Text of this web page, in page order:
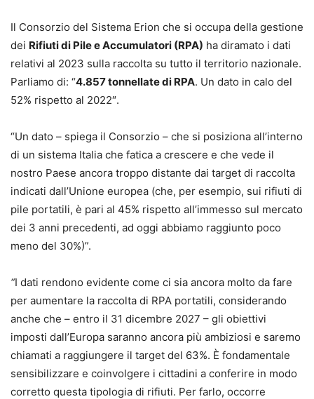
Il Consorzio del Sistema Erion che si occupa della gestione
dei Rifiuti di Pile e Accumulatori (RPA) ha diramato i dati
relativi al 2023 sulla raccolta su tutto il territorio nazionale.
Parliamo di: “4.857 tonnellate di RPA. Un dato in calo del
52% rispetto al 2022″.
“Un dato – spiega il Consorzio – che si posiziona all’interno
di un sistema Italia che fatica a crescere e che vede il
nostro Paese ancora troppo distante dai target di raccolta
indicati dall’Unione europea (che, per esempio, sui rifiuti di
pile portatili, è pari al 45% rispetto all’immesso sul mercato
dei 3 anni precedenti, ad oggi abbiamo raggiunto poco
meno del 30%)”.
“I dati rendono evidente come ci sia ancora molto da fare
per aumentare la raccolta di RPA portatili, considerando
anche che – entro il 31 dicembre 2027 – gli obiettivi
imposti dall’Europa saranno ancora più ambiziosi e saremo
chiamati a raggiungere il target del 63%. È fondamentale
sensibilizzare e coinvolgere i cittadini a conferire in modo
corretto questa tipologia di rifiuti. Per farlo, occorre